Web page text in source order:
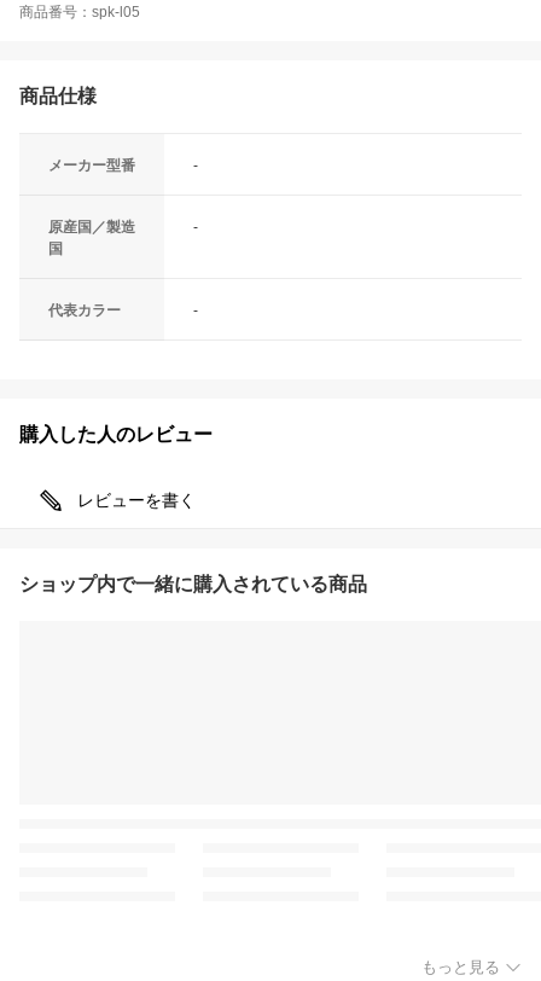
商品番号：spk-l05
商品仕様
メーカー型番 -
原産国／製造
国
-
代表カラー -
購入した人のレビュー
レビューを書く
ショップ内で一緒に購入されている商品
もっと見る